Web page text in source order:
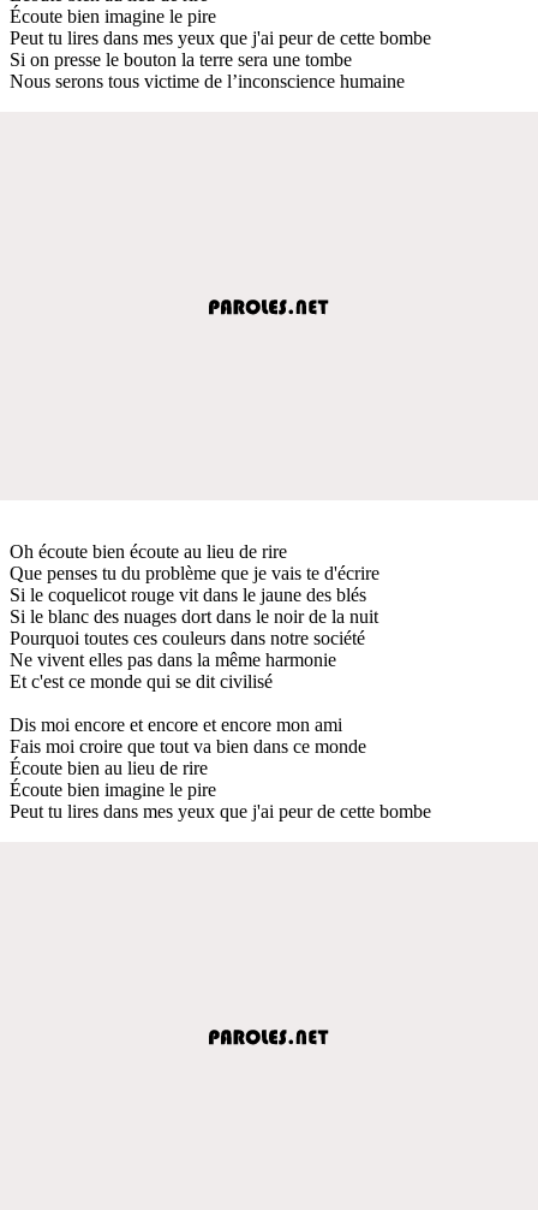
Écoute bien imagine le pire
Peut tu lires dans mes yeux que j'ai peur de cette bombe
Si on presse le bouton la terre sera une tombe
Nous serons tous victime de l’inconscience humaine
Oh écoute bien écoute au lieu de rire
Que penses tu du problème que je vais te d'écrire
Si le coquelicot rouge vit dans le jaune des blés
Si le blanc des nuages dort dans le noir de la nuit
Pourquoi toutes ces couleurs dans notre société
Ne vivent elles pas dans la même harmonie
Et c'est ce monde qui se dit civilisé
Dis moi encore et encore et encore mon ami
Fais moi croire que tout va bien dans ce monde
Écoute bien au lieu de rire
Écoute bien imagine le pire
Peut tu lires dans mes yeux que j'ai peur de cette bombe